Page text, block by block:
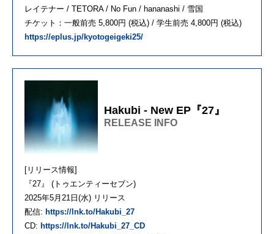
レイテナー / TETORA / No Fun / hananashi / 雪国
チケット：一般前売 5,800円 (税込) / 学生前売 4,800円 (税込)
https://eplus.jp/kyotogeigeki25/
Hakubi - New EP『27』
RELEASE INFO
[リリース情報]
『27』 (トゥエンティーセブン)
2025年5月21日(水) リリース
配信: https://lnk.to/Hakubi_27
CD: https://lnk.to/Hakubi_27_CD